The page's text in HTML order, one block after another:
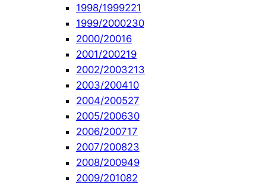
1998/1999221
1999/2000230
2000/20016
2001/200219
2002/2003213
2003/200410
2004/200527
2005/200630
2006/200717
2007/200823
2008/200949
2009/201082